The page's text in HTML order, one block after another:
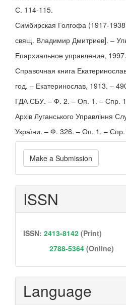
С. 114-115.
Симбирская Голгофа (1917-
свящ. Владимир Дмитриев]. –
Епархиальное управление,
Справочная книга
год. – Екатеринослав, 1913. –
ГДА СБУ. – Ф. 2. – Оп. 1. – Спр.
Архів Луганського Управління
України. – Ф. 326. – Оп. 1. –
Make
a
Submission
Make a Submission
ISSN
ISSN: 2413-8142 (Print)
2788-5364 (Online)
Language